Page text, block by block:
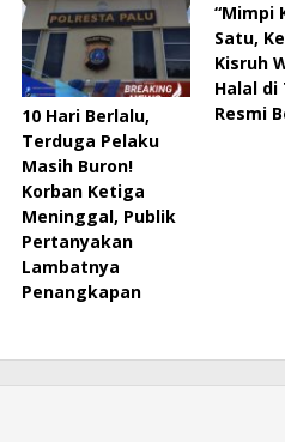
10 Hari Berlalu,
Terduga Pelaku
Masih Buron!
Korban Ketiga
Meninggal, Publik
Pertanyakan
Lambatnya
Penangkapan
“Mimpi
Satu,
Kisruh
Halal di
Resmi